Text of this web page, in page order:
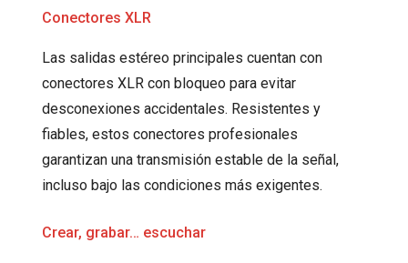
Conectores XLR
Las salidas estéreo principales cuentan con
conectores XLR con bloqueo para evitar
desconexiones accidentales. Resistentes y
fiables, estos conectores profesionales
garantizan una transmisión estable de la señal,
incluso bajo las condiciones más exigentes.
Crear, grabar… escuchar